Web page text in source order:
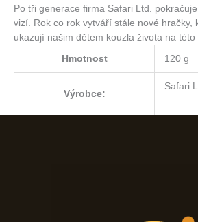
Po tři generace firma Safari Ltd.
vizí. Rok co rok vytváří stále nové hračky,
ukazují našim dětem kouzla života na této
Hmotnost 120 g
Výrobce:
Safari